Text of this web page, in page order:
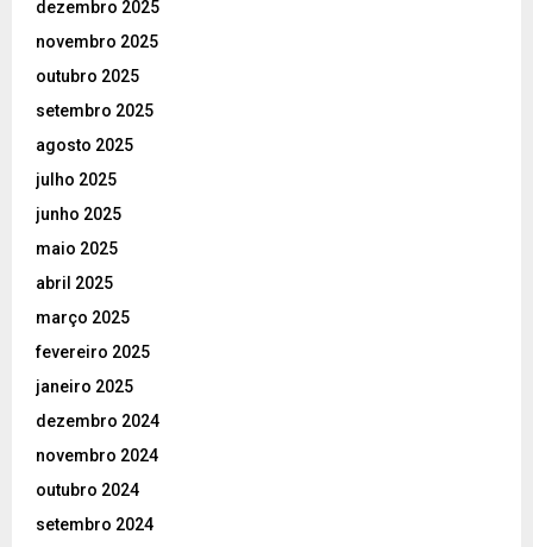
dezembro 2025
novembro 2025
outubro 2025
setembro 2025
agosto 2025
julho 2025
junho 2025
maio 2025
abril 2025
março 2025
fevereiro 2025
janeiro 2025
dezembro 2024
novembro 2024
outubro 2024
setembro 2024